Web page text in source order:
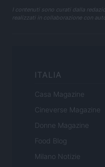
I contenuti sono curati dalla
realizzati in collaborazione con
ITALIA
Casa Magazine
Cineverse Magazine
Donne Magazine
Food Blog
Milano Notizie